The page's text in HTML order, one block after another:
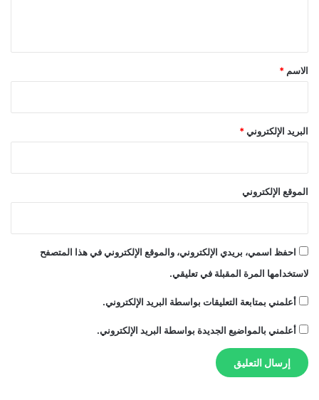
*
الاسم *
البريد الإلكتروني*
الموقع الإلكتروني
احفظ اسمي، بريدي الإلكتروني، والموقع الإلكتروني في هذا المتصفح
لاستخدامها المرة المقبلة في تعليقي.
أعلمني بمتابعة التعليقات بواسطة البريد الإلكتروني.
أعلمني بالمواضيع الجديدة بواسطة البريد الإلكتروني.